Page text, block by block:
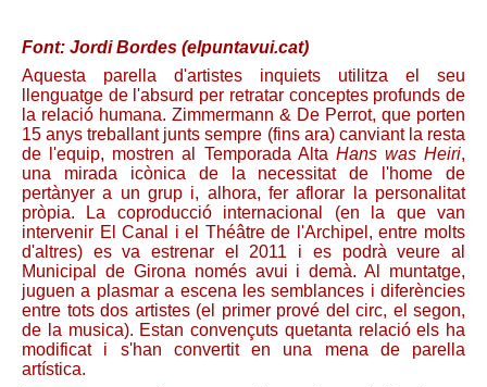
Font: Jordi Bordes (elpuntavui.cat)
Aquesta parella d'artistes inquiets utilitza el seu
llenguatge de l'absurd per retratar conceptes profunds de
la relació humana. Zimmermann & De Perrot, que porten
15 anys treballant junts sempre (fins ara) canviant la resta
de l'equip, mostren al Temporada Alta Hans was Heiri,
una mirada icònica de la necessitat de l'home de
pertànyer a un grup i, alhora, fer aflorar la personalitat
pròpia. La coproducció internacional (en la que van
intervenir El Canal i el Théâtre de l'Archipel, entre molts
d'altres) es va estrenar el 2011 i es podrà veure al
Municipal de Girona només avui i demà. Al muntatge,
juguen a plasmar a escena les semblances i diferències
entre tots dos artistes (el primer prové del circ, el segon,
de la musica). Estan convençuts quetanta relació els ha
modificat i s'han convertit en una mena de parella
artística.